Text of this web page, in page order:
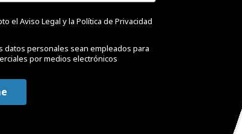
el Aviso Legal y la Política de Privacidad
datos personales sean empleados para
por medios electrónicos